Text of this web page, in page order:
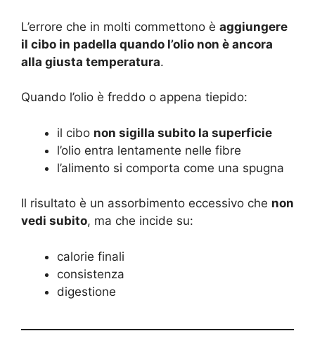
L’errore che in molti commettono è aggiungere
il cibo in padella quando l’olio non è ancora
alla giusta temperatura.
Quando l’olio è freddo o appena tiepido:
il cibo non sigilla subito la superficie
l’olio entra lentamente nelle fibre
l’alimento si comporta come una spugna
Il risultato è un assorbimento eccessivo che non
vedi subito, ma che incide su:
calorie finali
consistenza
digestione